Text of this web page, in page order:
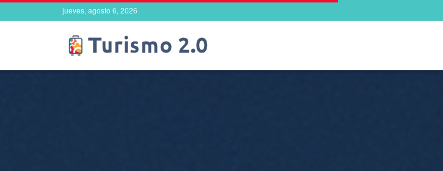
jueves, agosto 6, 2026